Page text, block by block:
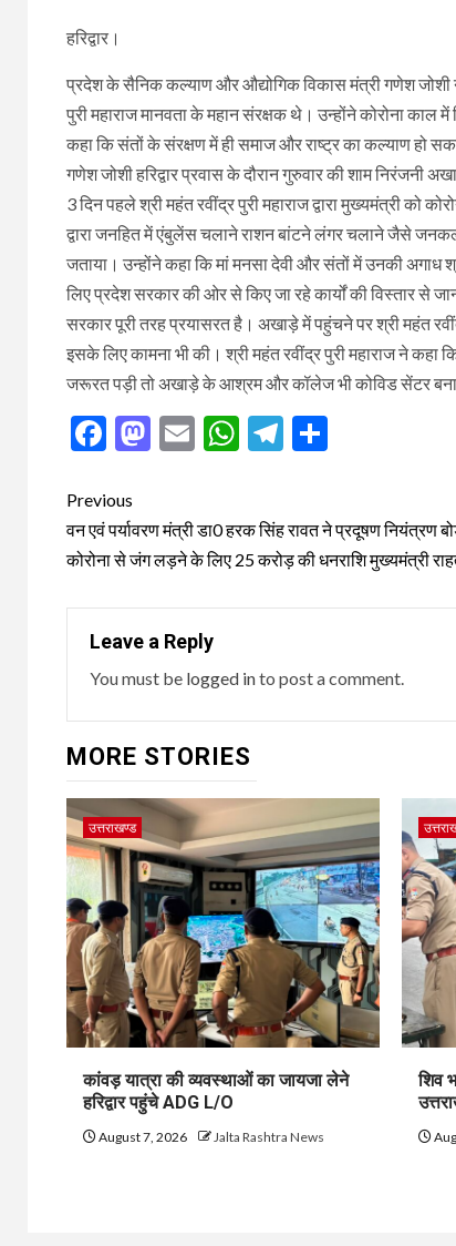
हरिद्वार।
प्रदेश के सैनिक कल्याण और औद्योगिक विकास मंत्री गणेश जोशी
पुरी महाराज मानवता के महान संरक्षक थे। उन्होंने कोरोना
कहा कि संतों के संरक्षण में ही समाज और राष्ट्र का कल्याण हो
गणेश जोशी हरिद्वार प्रवास के दौरान गुरुवार की शाम निरंजनी
3 दिन पहले श्री महंत रवींद्र पुरी महाराज द्वारा मुख्यमंत्री
द्वारा जनहित में एंबुलेंस चलाने राशन बांटने लंगर चलाने जैसे
जताया। उन्होंने कहा कि मां मनसा देवी और संतों में उनकी अगाध
लिए प्रदेश सरकार की ओर से किए जा रहे कार्यों की विस्तार से
सरकार पूरी तरह प्रयासरत है। अखाड़े में पहुंचने पर श्री महंत
इसके लिए कामना भी की। श्री महंत रवींद्र पुरी महाराज ने
जरूरत पड़ी तो अखाड़े के आश्रम और कॉलेज भी कोविड सेंटर बनाने
Facebook
Mastodon
EmailWhatsApp
Telegram
Post
navigation
Previous
वन एवं पर्यावरण मंत्री डा0 हरक सिंह रावत ने प्रदूषण नियंत्रण
कोरोना से जंग लड़ने के लिए 25 करोड़ की धनराशि मुख्यमंत्री
Leave a Reply
You must be logged into post a comment.
MORE STORIES
उत्तराखण्ड
कांवड़ यात्रा की व्यवस्थाओं का जायजा लेने
हरिद्वार पहुंचे ADG L/O
August 7, 2026 Jalta Rashtra News
शिव